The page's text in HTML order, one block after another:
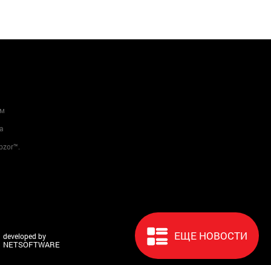
ЕЩЕ НОВОСТИ
developed by
NETSOFTWARE